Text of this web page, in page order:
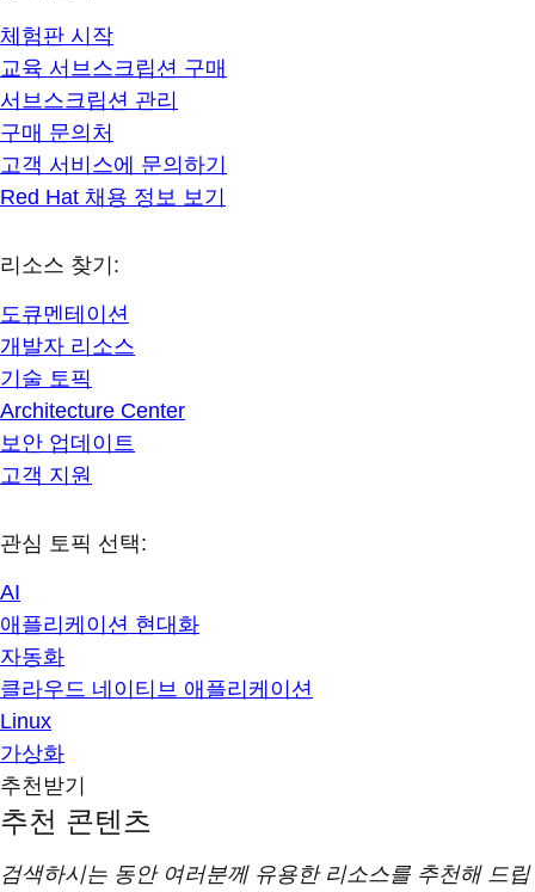
체험판 시작
교육 서브스크립션 구매
서브스크립션 관리
구매 문의처
고객 서비스에 문의하기
Red Hat 채용 정보 보기
리소스 찾기:
도큐멘테이션
개발자 리소스
기술 토픽
Architecture Center
보안 업데이트
고객 지원
관심 토픽 선택:
AI
애플리케이션 현대화
자동화
클라우드 네이티브 애플리케이션
Linux
가상화
추천받기
추천 콘텐츠
검색하시는 동안 여러분께 유용한 리소스를 추천해 드립